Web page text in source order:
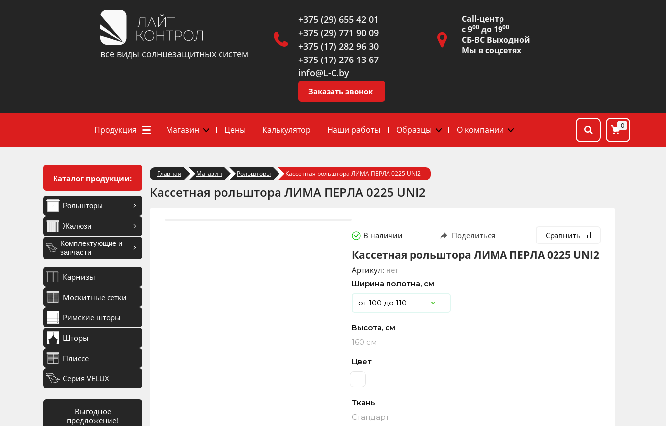
все виды солнцезащитных систем
+375 (29) 655 42 01
+375 (29) 771 90 09
+375 (17) 282 96 30
+375 (17) 276 13 67
info@L-C.by
Заказать звонок
Сall-центр
с 900 до 1900
СБ-ВС Выходной
Мы в соцсетях
Продукция Магазин Цены Калькулятор Наши работы Образцы О компании 0
Каталог продукции:
Рольшторы
Жалюзи
Комплектующие и
запчасти
Карнизы
Москитные сетки
Римские шторы
Шторы
Плиссе
Серия VELUX
Выгодное
предложение!
Главная Магазин Рольшторы Кассетная рольштора ЛИМА ПЕРЛА 0225 UNI2
Кассетная рольштора ЛИМА ПЕРЛА 0225 UNI2
В наличии Поделиться Сравнить
Кассетная рольштора ЛИМА ПЕРЛА 0225 UNI2
Артикул: нет
Ширина полотна, см
Высота, см
160 см
Цвет
Ткань
Стандарт